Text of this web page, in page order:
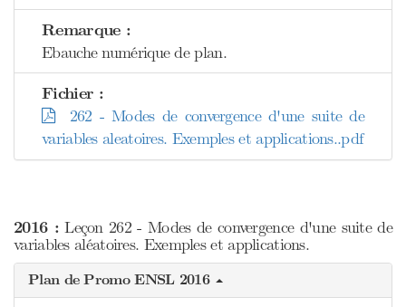
Remarque :
Ebauche numérique de plan.
Fichier :
262 - Modes de convergence d'une suite de
variables aleatoires. Exemples et applications..pdf
2016 :Leçon 262 - Modes de convergence d'une suite de
variables aléatoires. Exemples et applications.
Plan de Promo ENSL 2016